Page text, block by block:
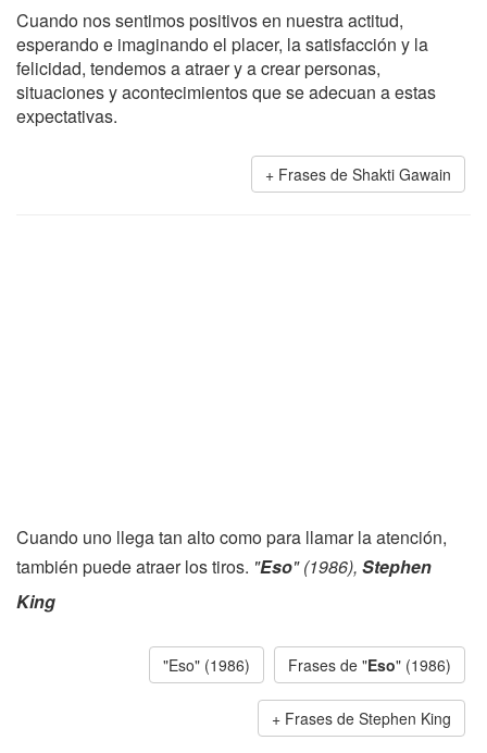
Cuando nos sentimos positivos en nuestra actitud,
esperando e imaginando el placer, la satisfacción y la
felicidad, tendemos a atraer y a crear personas,
situaciones y acontecimientos que se adecuan a estas
expectativas.
Frases de Shakti Gawain
Cuando uno llega tan alto como para llamar la atención,
también puede atraer los tiros. "Eso" (1986), Stephen
King
"Eso" (1986) Frases de "Eso" (1986)
Frases de Stephen King